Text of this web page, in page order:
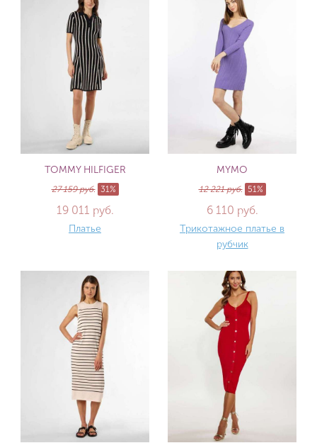
TOMMY HILFIGER
27 159 руб. 31%
19 011 руб.
Платье
MYMO
12 221 руб. 51%
6 110 руб.
Трикотажное платье в
рубчик